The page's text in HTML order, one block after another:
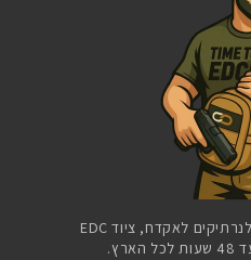
החנות המובילה בישראל לנרתיקים לאקדח, ציוד EDC